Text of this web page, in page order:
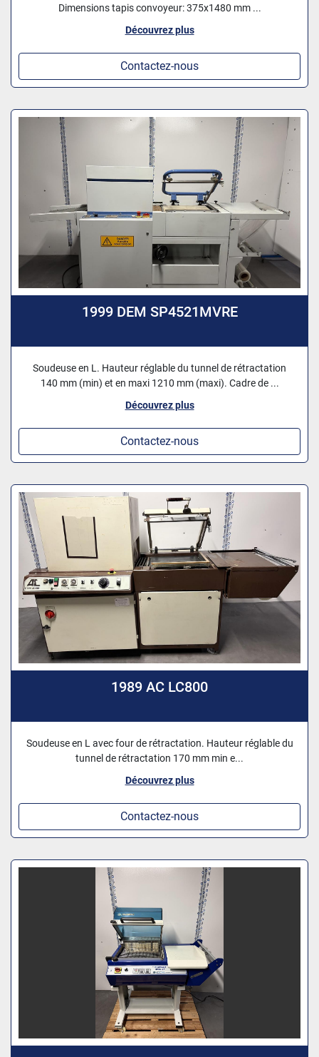
Dimensions tapis convoyeur: 375x1480 mm ...
Découvrez plus
Contactez-nous
1999 DEM SP4521MVRE
Soudeuse en L. Hauteur réglable du tunnel de rétractation
140 mm (min) et en maxi 1210 mm (maxi). Cadre de ...
Découvrez plus
Contactez-nous
1989 AC LC800
Soudeuse en L avec four de rétractation. Hauteur réglable du
tunnel de rétractation 170 mm min e...
Découvrez plus
Contactez-nous